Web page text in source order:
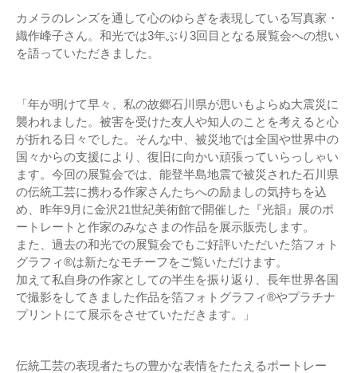
カメラのレンズを通して心のゆらぎを表現している写真家・
織作峰子さん。和光では3年ぶり3回目となる展覧会への想い
を語っていただきました。
「年が明けて早々、私の故郷石川県が思いもよらぬ大震災に
襲われました。被害を受けた友人や知人のことを考えると心
が折れる日々でした。そんな中、被災地では全国や世界中の
国々からの支援により、復旧に向かい頑張っていらっしゃい
ます。今回の展覧会では、能登半島地震で被災された石川県
の伝統工芸に携わる作家さんたちへの励ましの気持ちを込
め、昨年9月に金沢21世紀美術館で開催した『光韻』展のポ
ートレートと作家のみなさまの作品を展示販売します。
また、過去の和光での展覧会でもご好評いただいた箔フォト
グラフィ®は新たなモチーフをご覧いただけます。
加えて私自身の作家としての半生を振り返り、長年世界各国
で撮影をしてきました作品を箔フォトグラフィ®やプラチナ
プリントにて展示をさせていただきます。」
伝統工芸の表現者たちの豊かな表情をたたえるポートレー